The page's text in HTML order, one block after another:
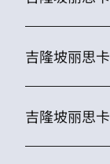
吉隆坡丽思
吉隆坡丽思